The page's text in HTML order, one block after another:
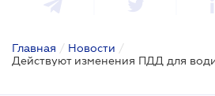
Главная / Новости /